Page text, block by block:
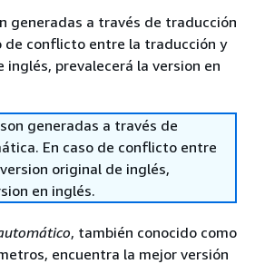
generadas a través de traducción
de conflicto entre la traducción y
inglés, prevalecerá la version en
generadas a través de
En caso de conflicto entre
original de inglés,
en inglés.
, también conocido como
encuentra la mejor versión